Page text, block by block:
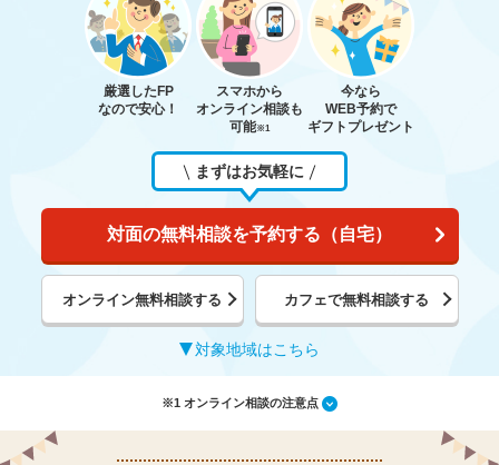
厳選したFP
なので安心！
スマホから
オンライン相談も
可能※1
今なら
WEB予約で
ギフトプレゼント
まずはお気軽に
対面の無料相談を予約する（自宅）
オンライン無料相談する カフェで無料相談する
対象地域はこちら
※1 オンライン相談の注意点